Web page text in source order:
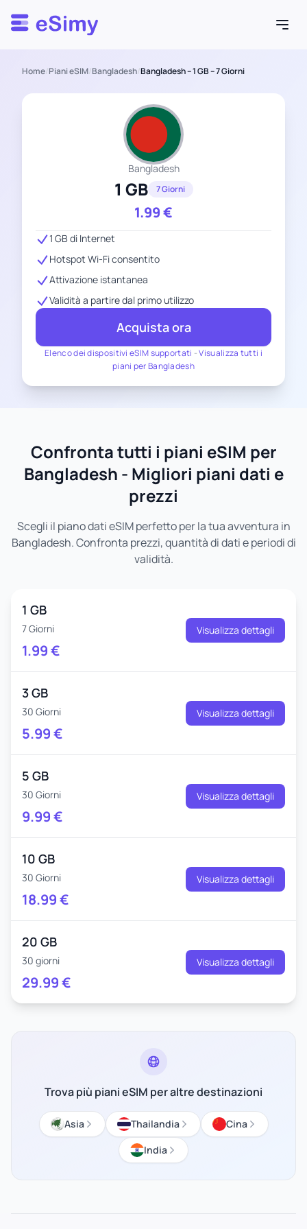
Esimy
Home/Piani eSIM/Bangladesh/Bangladesh – 1 GB – 7 Giorni
Bangladesh
1 GB 7 Giorni
1.99€
Elenco dei dispositivi eSIM supportati -Visualizza tutti i
piani per Bangladesh
1 GB di Internet
Hotspot Wi-Fi consentito
Attivazione istantanea
Validità a partire dal primo utilizzo
Acquista ora
Confronta tutti i piani eSIM per
Bangladesh - Migliori piani dati e
prezzi
Scegli il piano dati eSIM perfetto per la tua avventura in
Bangladesh. Confronta prezzi, quantità di dati e periodi di
validità.
1 GB
7 Giorni
1.99€
Visualizza dettagli
3 GB
30 Giorni
5.99€
Visualizza dettagli
5 GB
30 Giorni
9.99€
Visualizza dettagli
10 GB
30 Giorni
18.99€
Visualizza dettagli
20 GB
30 giorni
29.99€
Visualizza dettagli
Trova più piani eSIM per altre destinazioni
Asia Thailandia
Cina
India